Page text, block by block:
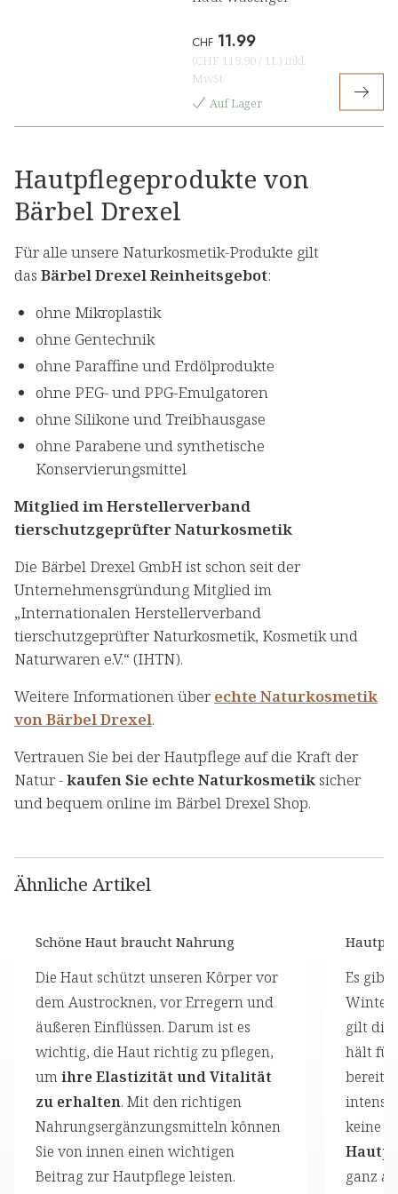
CHF 11.99
(CHF 119.90 / 1L) inkl.
MwSt
Auf Lager
Hautpflegeprodukte von
Bärbel Drexel
Für alle unsere Naturkosmetik-Produkte gilt
das Bärbel Drexel Reinheitsgebot:
ohne Mikroplastik
ohne Gentechnik
ohne Paraffine und Erdölprodukte
ohne PEG- und PPG-Emulgatoren
ohne Silikone und Treibhausgase
ohne Parabene und synthetische
Konservierungsmittel
Mitglied im Herstellerverband
tierschutzgeprüfter Naturkosmetik
Die Bärbel Drexel GmbH ist schon seit der
Unternehmensgründung Mitglied im
„Internationalen Herstellerverband
tierschutzgeprüfter Naturkosmetik, Kosmetik und
Naturwaren e.V.“ (IHTN).
Weitere Informationen über echte Naturkosmetik
von Bärbel Drexel.
Vertrauen Sie bei der Hautpflege auf die Kraft der
Natur -kaufen Sie echte Naturkosmetik sicher
und bequem online im Bärbel Drexel Shop.
Ähnliche Artikel
Schöne Haut braucht Nahrung
Die Haut schützt unseren Körper vor
dem Austrocknen, vor Erregern und
äußeren Einflüssen. Darum ist es
wichtig, die Haut richtig zu pflegen,
umihre Elastizität und Vitalität
zu erhalten. Mit den richtigen
Nahrungsergänzungsmitteln können
Sie von innen einen wichtigen
Beitrag zur Hautpflege leisten.
Es gibt
Winter
gilt
hält
bereit
keine
ganz